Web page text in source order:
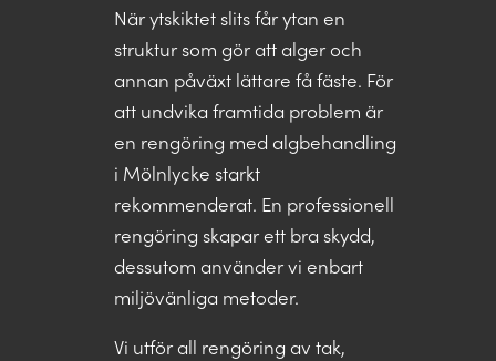
När ytskiktet slits får ytan en
struktur som gör att alger och
annan påväxt lättare få fäste. För
att undvika framtida problem är
en rengöring med algbehandling
i Mölnlycke starkt
rekommenderat. En professionell
rengöring skapar ett bra skydd,
dessutom använder vi enbart
miljövänliga metoder.
Vi utför all rengöring av tak,